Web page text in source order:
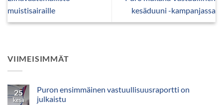
VIIMEISIMMÄT
25
kesä
Puron ensimmäinen vastuullisuusraportti on
julkaistu
muistisairaille
kesäduuni -kampanjassa